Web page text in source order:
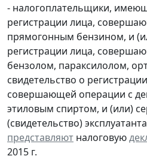
- налогоплательщики,
регистрации лица,
прямогонным бензином, и
регистрации лица,
бензолом, параксилолом,
свидетельство о
совершающей операции с
этиловым спиртом, и (или)
(свидетельство)
представляют налоговую
2015 г.